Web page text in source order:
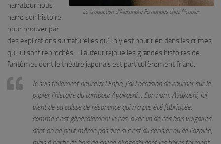
La traduction d’Alexandre Fernandes chez Picquier.
narrateur nous
narre son histoire
pour prouver par
des explications surnaturelles qu’il n’y est pour rien dans les crimes
qui lui sont reprochés – l’auteur rejoue les grandes histoires de
fantômes dont le théâtre japonais est particulièrement friand.
Je suis tellement heureux ! Enfin, j’ai l’occasion de coucher sur le
papier l’histoire du tambour Ayakashi… Son nom, Ayakashi, lui
vient de sa caisse de résonance qui n’a pas été fabriquée,
comme c’est généralement le cas, avec un de ces bois vulgaires
dont on ne peut même pas dire si c’est du cerisier ou de l’azalée,